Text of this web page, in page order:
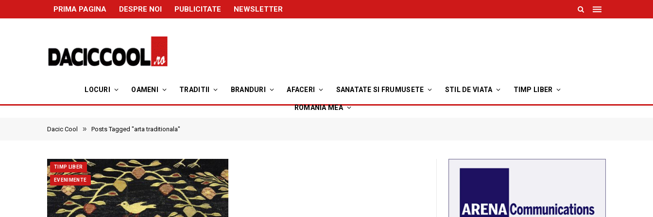
PRIMA PAGINA DESPRE NOI PUBLICITATE NEWSLETTER
LOCURI OAMENI TRADITII BRANDURI AFACERI SANATATE SI FRUMUSETE STIL DE VIATA TIMP LIBER
ROMANIA MEA
Dacic Cool » Posts Tagged "arta traditionala"
TIMP LIBER
EVENIMENTE